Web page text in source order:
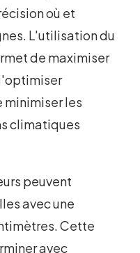
où et
L'utilisation du
de maximiser
les
climatiques
peuvent
avec une
Cette
avec